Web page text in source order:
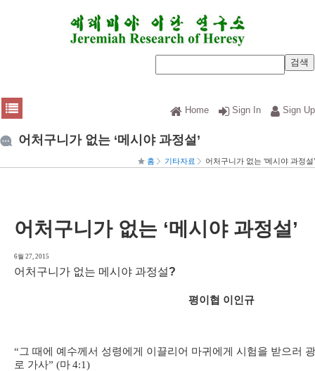
Home Sign In Sign Up
어처구니가 없는 ‘메시야 과정설’
홈 기타자료 어처구니가 없는 ‘메시야 과정설’
어처구니가 없는 ‘메시야 과정설’
6월 27, 2015
어처구니가 없는 메시야 과정설?
평이협 이인규
“그 때에 예수께서 성령에게 이끌리어 마귀에게 시험을 받으러
로 가사” (마4:1)